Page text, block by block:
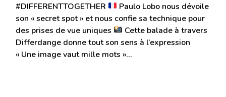
#DIFFERENTTOGETHER
Paulo Lobo nous dévoile
son « secret spot » et nous confie sa technique pour
des prises de vue uniques
Cette balade à travers
Differdange donne tout son sens à l’expression
« Une image vaut mille mots »…